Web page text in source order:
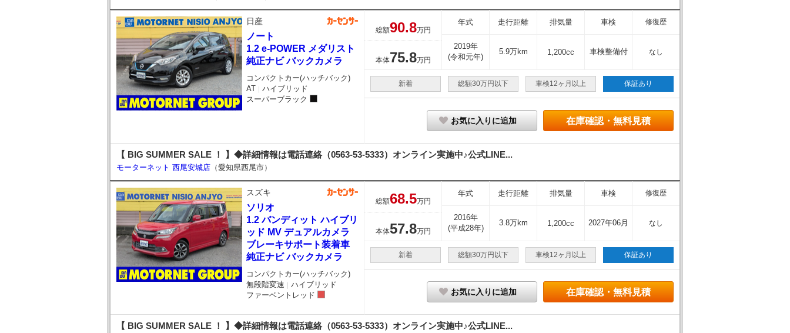
日産
ノート
1.2 e-POWER メダリスト
純正ナビ バックカメラ
コンパクトカー(ハッチバック)
AT ｜ ハイブリッド
スーパーブラック
総額90.8万円
本体75.8万円
年式 走行距離 排気量 車検 修復歴
2019年
(令和元年)
5.9万km 1,200cc 車検整備付 なし
新着 総額30万円以下 車検12ヶ月以上 保証あり
在庫確認・無料見積
お気に入りに追加
【 BIG SUMMER SALE ！ 】◆詳細情報は電話連絡（0563-53-5333）オンライン実施中♪公式LINE...
モーターネット 西尾安城店 （愛知県西尾市）
スズキ
ソリオ
1.2 バンディット ハイブリ
ッド MV デュアルカメラ
ブレーキサポート装着車
純正ナビ バックカメラ
コンパクトカー(ハッチバック)
無段階変速 ｜ ハイブリッド
ファーベントレッド
総額68.5万円
本体57.8万円
年式 走行距離 排気量 車検 修復歴
2016年
(平成28年)
3.8万km 1,200cc 2027年06月 なし
新着 総額30万円以下 車検12ヶ月以上 保証あり
在庫確認・無料見積
お気に入りに追加
【 BIG SUMMER SALE ！ 】◆詳細情報は電話連絡（0563-53-5333）オンライン実施中♪公式LINE...